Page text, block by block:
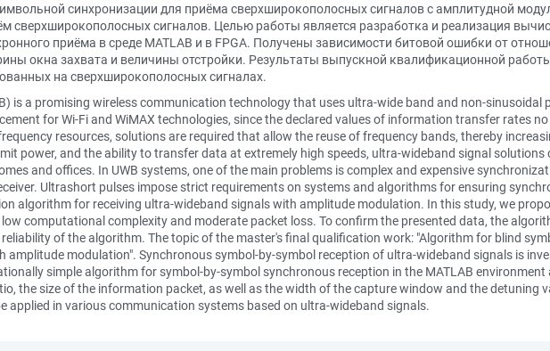
синхронизации для приёма сверхширокополосных сигналов с амплитудной
сверхширокополосных сигналов. Целью работы является разработка и реализация
приёма в среде MATLAB и в FPGA. Получены зависимости битовой ошибки от
окна захвата и величины отстройки. Результаты выпускной квалификационной
на сверхширокополосных сигналах.
is a promising wireless communication technology that uses ultra-wide band and non-
for Wi-Fi and WiMAX technologies, since the declared values of information transfer rates
resources, solutions are required that allow the reuse of frequency bands, thereby
power, and the ability to transfer data at extremely high speeds, ultra-wideband signal solutions
and offices. In UWB systems, one of the main problems is complex and expensive
Ultrashort pulses impose strict requirements on systems and algorithms for ensuring
algorithm for receiving ultra-wideband signals with amplitude modulation. In this study, we
computational complexity and moderate packet loss. To confirm the presented data, the
of the algorithm. The topic of the master's final qualification work: "Algorithm for blind
amplitude modulation". Synchronous symbol-by-symbol reception of ultra-wideband signals is
simple algorithm for symbol-by-symbol synchronous reception in the MATLAB environment
the size of the information packet, as well as the width of the capture window and the detuning
applied in various communication systems based on ultra-wideband signals.